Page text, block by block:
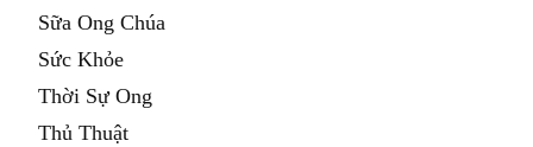
Sữa Ong Chúa
Sức Khỏe
Thời Sự Ong
Thủ Thuật